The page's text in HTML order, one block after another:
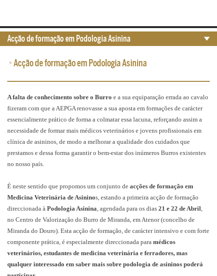
•Acção de formação em Podologia Asinina
A falta de conhecimento sobre o Burro e a sua equiparação errada ao cavalo
fizeram com que a AEPGA renovasse a sua aposta em formações de carácter
essencialmente prático de forma a colmatar essa lacuna, reforçando assim a
necessidade de formar mais médicos veterinários e jovens profissionais em
clínica de asininos, de modo a melhorar a qualidade dos cuidados que
prestamos e dessa forma garantir o bem-estar dos inúmeros Burros existentes
no nosso país.
É neste sentido que propomos um conjunto de acções de formação em
Medicina Veterinária de Asininos, estando a primeira acção de formação
direccionada à Podologia Asinina, agendada para os dias 21 e 22 de Abril,
no Centro de Valorização do Burro de Miranda, em Atenor (concelho de
Miranda do Douro). Esta acção de formação, de carácter intensivo e com forte
componente prática, é especialmente direccionada para médicos
veterinários, estudantes de medicina veterinária e ferradores, mas
qualquer interessado em saber mais sobre podologia de asininos poderá
Acção de formação em Podologia Asinina